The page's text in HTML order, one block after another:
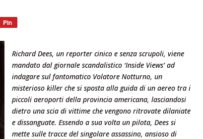
Pin
Richard Dees, un reporter cinico e senza scrupoli, viene
mandato dal giornale scandalistico ‘Inside Views’ ad
indagare sul fantomatico Volatore Notturno, un
misterioso killer che si sposta alla guida di un aereo tra i
piccoli aeroporti della provincia americana, lasciandosi
dietro una scia di vittime che vengono ritrovate dilaniate
e dissanguate. Essendo a sua volta un pilota, Dees si
mette sulle tracce del singolare assassino, ansioso di